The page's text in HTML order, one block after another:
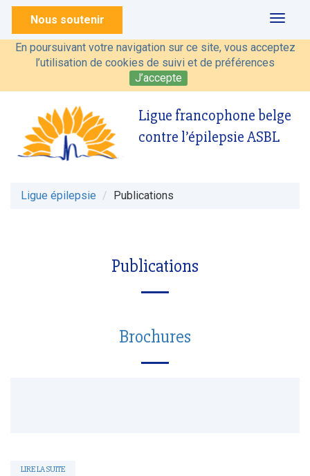
En poursuivant votre navigation sur ce site, vous acceptez
l’utilisation de cookies de suivi et de préférences
J’accepte
Ligue francophone belge
contre l’épilepsie ASBL
Nous soutenir
Toggle
Ligue épilepsie Publications
Publications
Brochures
LIRE LA SUITE